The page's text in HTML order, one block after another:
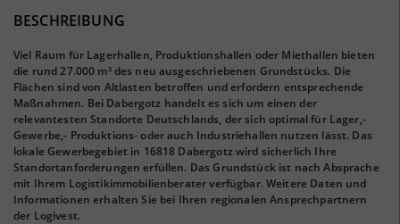
BESCHREIBUNG
Viel Raum für Lagerhallen, Produktionshallen oder Miethallen bieten
die rund 27.000 m² des neu ausgeschriebenen Grundstücks. Die
Flächen sind von Altlasten betroffen und erfordern entsprechende
Maßnahmen. Bei Dabergotz handelt es sich um einen der
relevantesten Standorte Deutschlands, der sich optimal für Lager,-
Gewerbe,- Produktions- oder auch Industriehallen nutzen lässt. Das
lokale Gewerbegebiet in 16818 Dabergotz wird sicherlich Ihre
Standortanforderungen erfüllen. Das Grundstück ist nach Absprache
mit Ihrem Logistikimmobilienberater verfügbar. Weitere Daten und
Informationen erhalten Sie bei Ihren regionalen Ansprechpartnern
der Logivest.